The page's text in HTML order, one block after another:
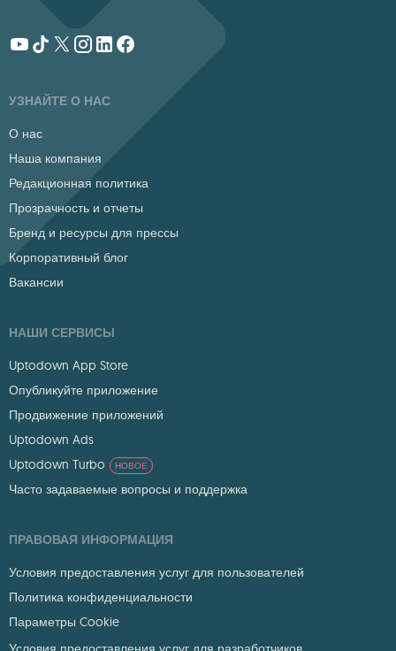
УЗНАЙТЕ О НАС
О нас
Наша компания
Редакционная политика
Прозрачность и отчеты
Бренд и ресурсы для прессы
Корпоративный блог
Вакансии
НАШИ СЕРВИСЫ
Uptodown App Store
Опубликуйте приложение
Продвижение приложений
Uptodown Ads
Uptodown Turbo
НОВОЕ
Часто задаваемые вопросы и поддержка
ПРАВОВАЯ ИНФОРМАЦИЯ
Условия предоставления услуг для пользователей
Политика конфиденциальности
Параметры Cookie